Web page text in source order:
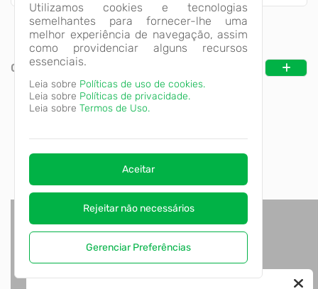
CATEGORIAS
Utilizamos cookies e tecnologias
semelhantes para fornecer-lhe uma
melhor experiência de navegação, assim
como providenciar alguns recursos
essenciais.
Leia sobre Políticas de uso de cookies.
Leia sobre Políticas de privacidade.
Leia sobre Termos de Uso.
Aceitar
Rejeitar não necessários
Gerenciar Preferências